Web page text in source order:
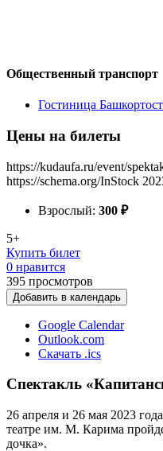
Общественный транспорт
Гостиница
Цены на билеты
https://kudaufa.ru/event/
https://schema.org/InStock
Взрослый: 300 ₽
5+
Купить билет
0 нравится
395 просмотров
Добавить в календарь
Google Calendar
Outlook.com
Скачать .ics
Спектакль
26 апреля и 26 мая 2023
театре им. М. Карима
дочка».